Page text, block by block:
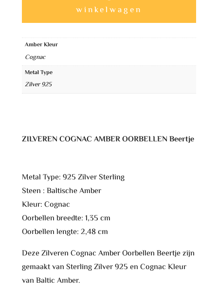
aantal
winkelwagen
Amber Kleur
Cognac
Metal Type
Zilver 925
ZILVEREN COGNAC AMBER OORBELLEN Beertje
Metal Type: 925 Zilver Sterling
Steen : Baltische Amber
Kleur: Cognac
Oorbellen breedte: 1,35 cm
Oorbellen lengte: 2,48 cm
Deze Zilveren Cognac Amber Oorbellen Beertje zijn
gemaakt van Sterling Zilver 925 en Cognac Kleur
van Baltic Amber.